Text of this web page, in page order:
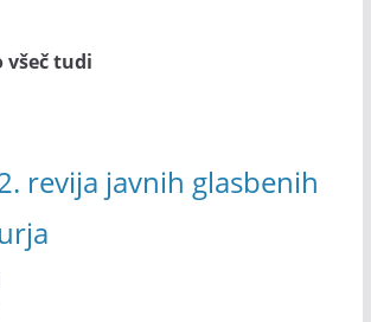
všeč tudi
revija javnih glasbenih